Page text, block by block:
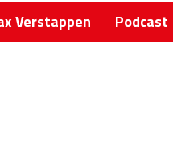
Verstappen Podcast